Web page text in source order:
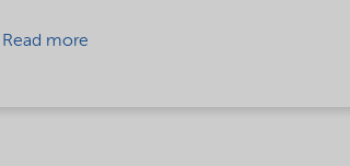
Read more